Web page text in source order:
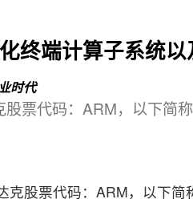
终端计算子系统
时代
票代码：ARM，以下简
股票代码：ARM，以下简